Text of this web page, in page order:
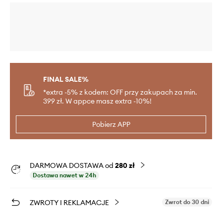
FINAL SALE%
*extra -5% z kodem: OFF przy zakupach za min.
399 zł. W appce masz extra -10%!
Pobierz APP
DARMOWA DOSTAWA od 280 zł
Dostawa nawet w 24h
ZWROTY I REKLAMACJE Zwrot do 30 dni